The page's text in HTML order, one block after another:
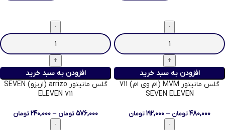
افزودن به سبد خرید
گلس مانیتور MVM (ام وی ام) 711
SEVEN ELEVEN
۴۸۰,۰۰۰تومان – ۱۹۲,۰۰۰تومان
افزودن به سبد خرید
گلس مانیتور arrizo (اریزو) SEVEN
ELEVEN 711
۵۷۶,۰۰۰تومان – ۲۴۰,۰۰۰تومان